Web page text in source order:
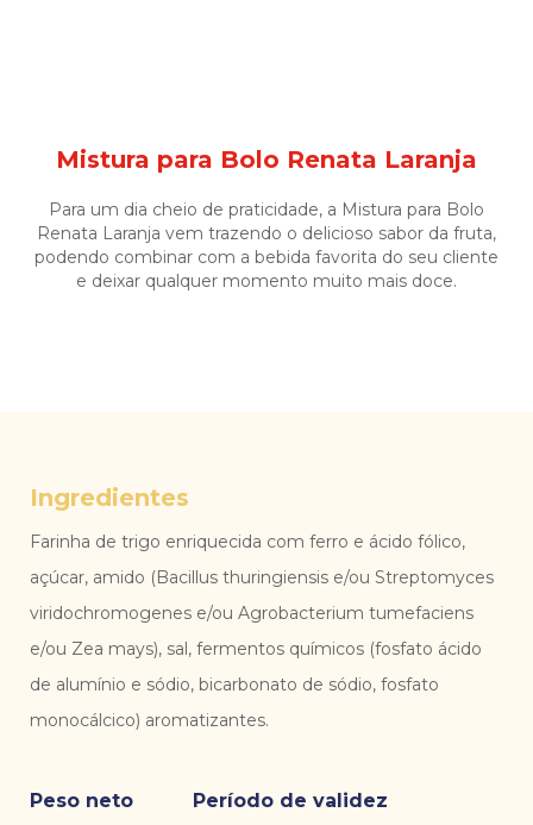
Mistura para Bolo Renata Laranja
Para um dia cheio de praticidade, a Mistura para Bolo
Renata Laranja vem trazendo o delicioso sabor da fruta,
podendo combinar com a bebida favorita do seu cliente
e deixar qualquer momento muito mais doce.
Ingredientes
Farinha de trigo enriquecida com ferro e ácido fólico,
açúcar, amido (Bacillus thuringiensis e/ou Streptomyces
viridochromogenes e/ou Agrobacterium tumefaciens
e/ou Zea mays), sal, fermentos químicos (fosfato ácido
de alumínio e sódio, bicarbonato de sódio, fosfato
monocálcico) aromatizantes.
Peso neto Período de validez